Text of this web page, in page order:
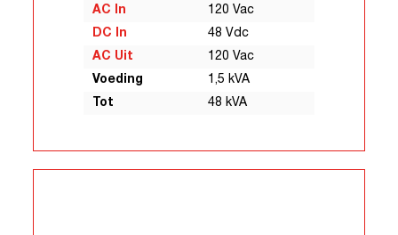
AC In
120 Vac
DC In
48 Vdc
AC Uit
120 Vac
Voeding
1,5 kVA
Tot
48 kVA